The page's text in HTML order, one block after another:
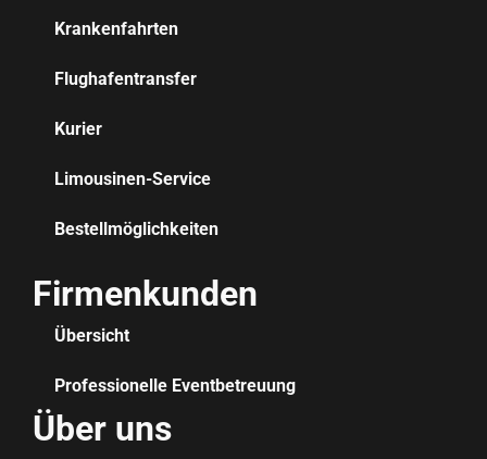
Krankenfahrten
Flughafentransfer
Kurier
Limousinen-Service
Bestellmöglichkeiten
Firmenkunden
Übersicht
Professionelle Eventbetreuung
Über uns